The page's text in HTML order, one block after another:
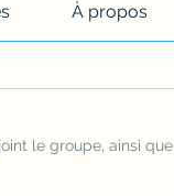
À propos
le groupe, ainsi que